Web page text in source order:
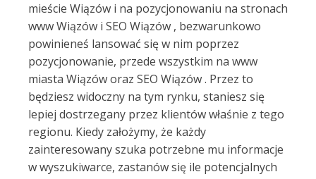
mieście Wiązów i na pozycjonowaniu na stronach
www Wiązów i SEO Wiązów , bezwarunkowo
powinieneś lansować się w nim poprzez
pozycjonowanie, przede wszystkim na www
miasta Wiązów oraz SEO Wiązów . Przez to
będziesz widoczny na tym rynku, staniesz się
lepiej dostrzegany przez klientów właśnie z tego
regionu. Kiedy założymy, że każdy
zainteresowany szuka potrzebne mu informacje
w wyszukiwarce, zastanów się ile potencjalnych